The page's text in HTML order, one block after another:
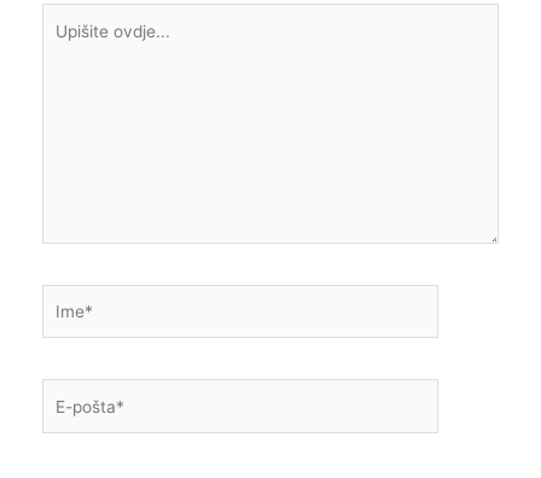
ovdje...
pošta*